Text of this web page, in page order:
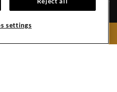
KARRIERE
settings